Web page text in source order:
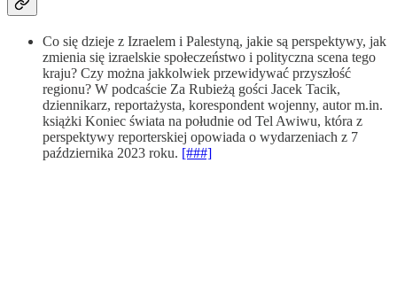
Co się dzieje z Izraelem i Palestyną, jakie są perspektywy, jak
zmienia się izraelskie społeczeństwo i polityczna scena tego
kraju? Czy można jakkolwiek przewidywać przyszłość
regionu? W podcaście Za Rubieżą gości Jacek Tacik,
dziennikarz, reportażysta, korespondent wojenny, autor m.in.
książki Koniec świata na południe od Tel Awiwu, która z
perspektywy reporterskiej opowiada o wydarzeniach z 7
października 2023 roku. [###]